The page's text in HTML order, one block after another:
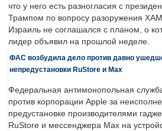
что у него есть разногласия с
Трампом по вопросу разоружения
Израиль не соглашался с планом, о
лидер объявил на прошлой неделе.
ФАС возбудила дело против давно
непредустановки RuStore и Max
Федеральная антимонопольная
против корпорации Apple за
предустановке производителями
RuStore и мессенджера Max на